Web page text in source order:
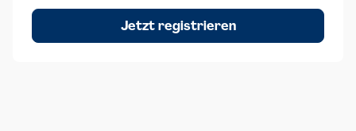
Um das Logo herum muss ein Schutzraum von jeweils einer
Höhe bzw. Breite des N aus AKN in alle Richtungen
Jetzt registrieren